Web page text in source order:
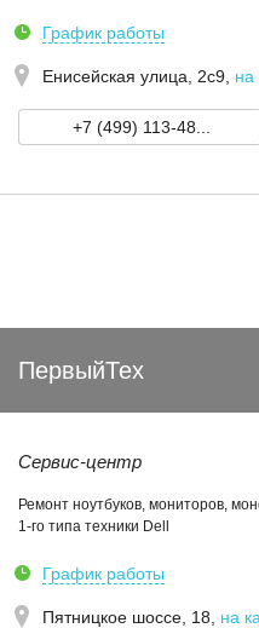
График работы
Енисейская улица, 2с9 на
+7 (499) 113-48...
ПервыйТех
Сервис-центр
Ремонт ноутбуков, мониторов,
1-го типа техники Dell
График работы
Пятницкое шоссе, 18 на